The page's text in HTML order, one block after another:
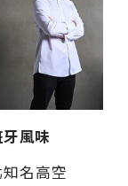
風味
名高空